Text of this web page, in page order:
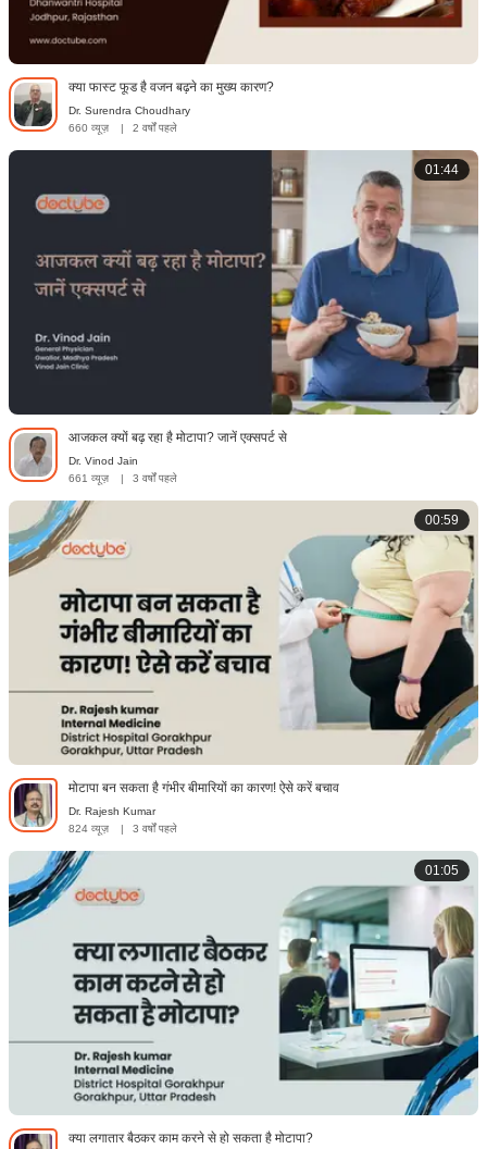
क्या फास्ट फूड है वजन बढ़ने का मुख्य कारण?
Dr. Surendra Choudhary
660 व्यूज़
| 2 वर्षों पहले
01:44
आजकल क्यों बढ़ रहा है मोटापा? जानें एक्सपर्ट से
Dr. Vinod Jain
661 व्यूज़
| 3 वर्षों पहले
00:59
मोटापा बन सकता है गंभीर बीमारियों का कारण! ऐसे करें बचाव
Dr. Rajesh Kumar
824 व्यूज़
| 3 वर्षों पहले
01:05
क्या लगातार बैठकर काम करने से हो सकता है मोटापा?